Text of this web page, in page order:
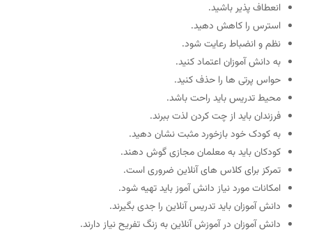
انعطاف پذیر باشید.
استرس را کاهش دهید.
نظم و انضباط رعایت شود.
به دانش آموزان اعتماد کنید.
حواس پرتی ها را حذف کنید.
محیط تدریس باید راحت باشد.
فرزندان باید از چت کردن لذت ببرند.
به کودک خود بازخورد مثبت نشان دهید.
کودکان باید به معلمان مجازی گوش دهند.
تمرکز برای کلاس های آنلاین ضروری است.
امکانات مورد نیاز دانش آموز باید تهیه شود.
دانش آموزان باید تدریس آنلاین را جدی بگیرند.
دانش آموزان در آموزش آنلاین به زنگ تفریح نیاز دارند.